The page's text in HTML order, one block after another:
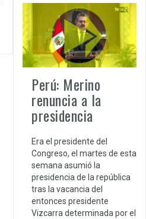
Perú: Merino
renuncia a la
presidencia
Era el presidente del
Congreso, el martes de esta
semana asumió la
presidencia de la república
tras la vacancia del
entonces presidente
Vizcarra determinada por el